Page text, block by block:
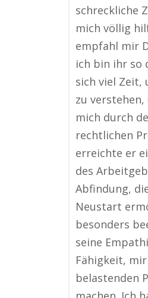
schreckliche
mich völlig
empfahl mir
ich bin ihr so
sich viel Zeit,
zu
mich durch
rechtlichen
erreichte er
des
Abfindung,
Neustart
besonders
seine
Fähigkeit,
belastenden